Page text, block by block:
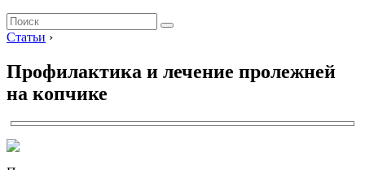
Статьи ›
Профилактика и лечение пролежней
на копчике